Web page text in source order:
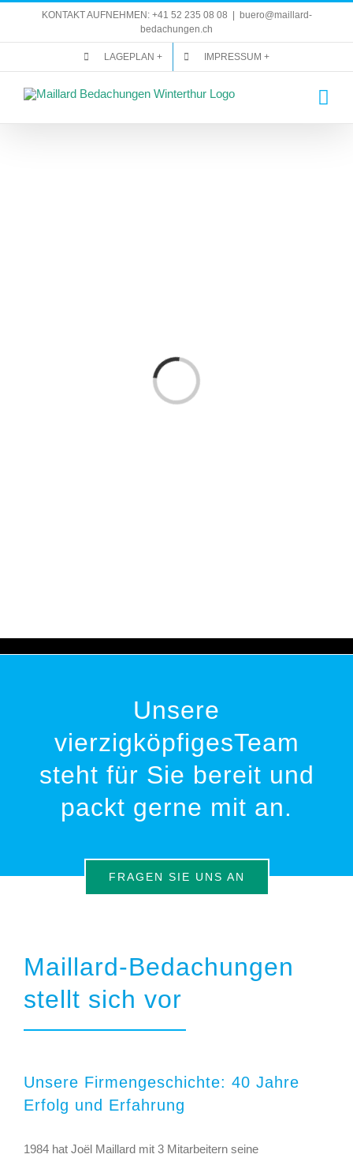
springen
KONTAKT AUFNEHMEN: +41 52 235 08 08
buero@maillard-
bedachungen.ch
LAGEPLAN + IMPRESSUM +
Laden...
Unsere
vierzigköpfigesTeam
steht für Sie bereit und
packt gerne mit an.
FRAGEN SIE UNS AN
Maillard-Bedachungen
stellt sich vor
Unsere Firmengeschichte: 40 Jahre
Erfolg und Erfahrung
1984 hat Joël Maillard mit 3 Mitarbeitern seine